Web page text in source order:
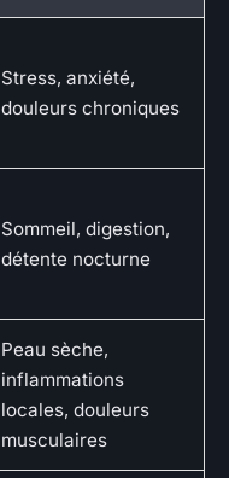
Stress, anxiété,
douleurs chroniques
Sommeil, digestion,
détente nocturne
Peau sèche,
inflammations
locales, douleurs
musculaires